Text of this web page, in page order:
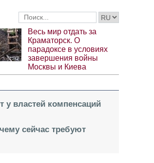
Весь мир отдать за
Краматорск. О
парадоксе в условиях
завершения войны
Москвы и Киева
у властей компенсаций
сейчас требуют